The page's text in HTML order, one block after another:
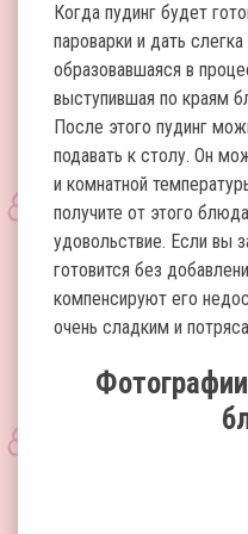
Когда пудинг будет
пароварки и дать
образовавшаяся в
выступившая по краям
После этого пудинг
подавать к столу. Он
и комнатной
получите от этого
удовольствие. Если вы
готовится без
компенсируют его
очень сладким и